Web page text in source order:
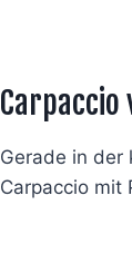
Gerade in der
Carpaccio mit